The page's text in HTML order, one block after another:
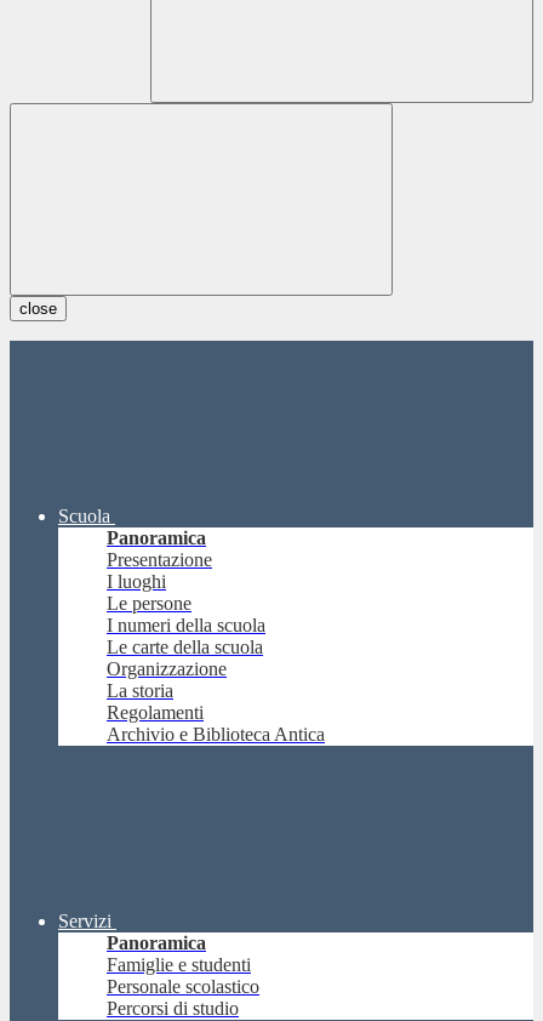
close
Scuola
Panoramica
Presentazione
I luoghi
Le persone
I numeri della scuola
Le carte della scuola
Organizzazione
La storia
Regolamenti
Archivio e Biblioteca Antica
Servizi
Panoramica
Famiglie e studenti
Personale scolastico
Percorsi di studio